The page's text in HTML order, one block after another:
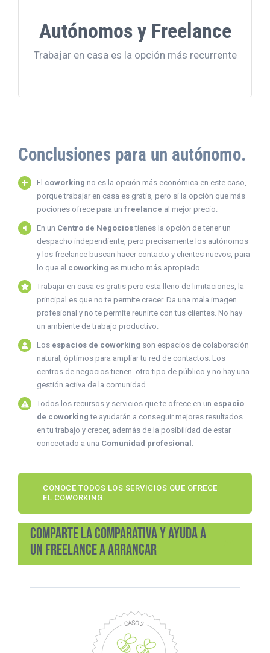
Autónomos y Freelance
Trabajar en casa es la opción más recurrente
como un gasto, es una
inversión en tí y en tu
proyecto
Conclusiones para un autónomo.
El coworking no es la opción más económica en este caso,
porque trabajar en casa es gratis, pero sí la opción que más
pociones ofrece para unfreelance al mejor precio.
En un Centro de Negociostienes la opción de tener un
despacho independiente, pero precisamente los autónomos
y los freelance buscan hacer contacto y clientes nuevos, para
lo que el coworking es mucho más apropiado.
Trabajar en casa es gratis pero esta lleno de limitaciones, la
principal es que no te permite crecer. Da una mala imagen
profesional y no te permite reunirte con tus clientes. No hay
un ambiente de trabajo productivo.
Los espacios de coworking son espacios de colaboración
natural, óptimos para ampliar tu red de contactos. Los
centros de negocios tienen otro tipo de público y no hay una
gestión activa de la comunidad.
Todos los recursos y servicios que te ofrece en un espacio
de coworking te ayudarán a conseguir mejores resultados
en tu trabajo y crecer, además de la posibilidad de estar
concectado a una Comunidad profesional.
CONOCE TODOS LOS SERVICIOS QUE OFRECE
EL COWORKING
Comparte la comparativa y ayuda a
un freelance a arrancar